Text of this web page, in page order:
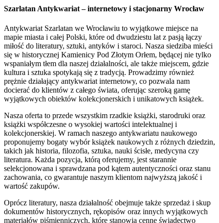
Szarlatan Antykwariat – internetowy i stacjonarny Wrocław
Antykwariat Szarlatan we Wrocławiu to wyjątkowe miejsce na
mapie miasta i całej Polski, które od dwudziestu lat z pasją łączy
miłość do literatury, sztuki, antyków i staroci. Nasza siedziba mieści
się w historycznej Kamienicy Pod Złotym Orłem, będącej nie tylko
wspaniałym tłem dla naszej działalności, ale także miejscem, gdzie
kultura i sztuka spotykają się z tradycją. Prowadzimy również
prężnie działający antykwariat internetowy, co pozwala nam
docierać do klientów z całego świata, oferując szeroką gamę
wyjątkowych obiektów kolekcjonerskich i unikatowych książek.
Nasza oferta to przede wszystkim rzadkie książki, starodruki oraz
książki współczesne o wysokiej wartości intelektualnej i
kolekcjonerskiej. W ramach naszego antykwariatu naukowego
proponujemy bogaty wybór książek naukowych z różnych dziedzin,
takich jak historia, filozofia, sztuka, nauki ścisłe, medycyna czy
literatura. Każda pozycja, którą oferujemy, jest starannie
selekcjonowana i sprawdzana pod kątem autentyczności oraz stanu
zachowania, co gwarantuje naszym klientom najwyższą jakość i
wartość zakupów.
Oprócz literatury, nasza działalność obejmuje także sprzedaż i skup
dokumentów historycznych, rękopisów oraz innych wyjątkowych
materiałów piśmienniczych, które stanowią cenne świadectwo